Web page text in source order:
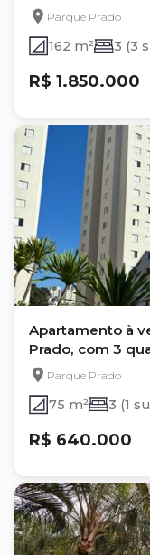
Parque Prado
Parque Prado
162 m² 3 (3
R$ 1.850.000
Apartamento à
Prado, com 3
Parque Prado
75 m² 3 (1
R$ 640.000